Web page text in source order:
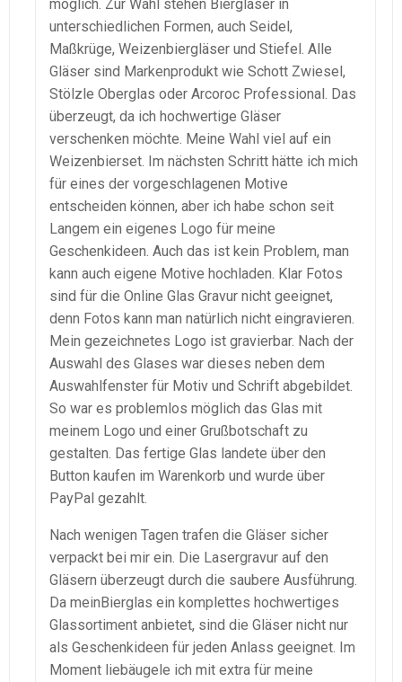
möglich. Zur Wahl stehen Biergläser in
unterschiedlichen Formen, auch Seidel,
Maßkrüge, Weizenbiergläser und Stiefel. Alle
Gläser sind Markenprodukt wie Schott Zwiesel,
Stölzle Oberglas oder Arcoroc Professional. Das
überzeugt, da ich hochwertige Gläser
verschenken möchte. Meine Wahl viel auf ein
Weizenbierset. Im nächsten Schritt hätte ich mich
für eines der vorgeschlagenen Motive
entscheiden können, aber ich habe schon seit
Langem ein eigenes Logo für meine
Geschenkideen. Auch das ist kein Problem, man
kann auch eigene Motive hochladen. Klar Fotos
sind für die Online Glas Gravur nicht geeignet,
denn Fotos kann man natürlich nicht eingravieren.
Mein gezeichnetes Logo ist gravierbar. Nach der
Auswahl des Glases war dieses neben dem
Auswahlfenster für Motiv und Schrift abgebildet.
So war es problemlos möglich das Glas mit
meinem Logo und einer Grußbotschaft zu
gestalten. Das fertige Glas landete über den
Button kaufen im Warenkorb und wurde über
PayPal gezahlt.
Nach wenigen Tagen trafen die Gläser sicher
verpackt bei mir ein. Die Lasergravur auf den
Gläsern überzeugt durch die saubere Ausführung.
Da meinBierglas ein komplettes hochwertiges
Glassortiment anbietet, sind die Gläser nicht nur
als Geschenkideen für jeden Anlass geeignet. Im
Moment liebäugele ich mit extra für meine